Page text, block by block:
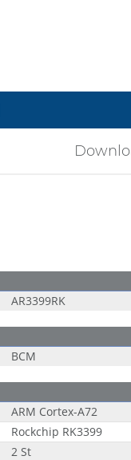
AR3399RK
BCM
ARM Cortex-A72
Rockchip RK3399
2 St